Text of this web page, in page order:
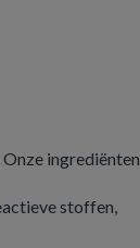
ingrediënten
stoffen,